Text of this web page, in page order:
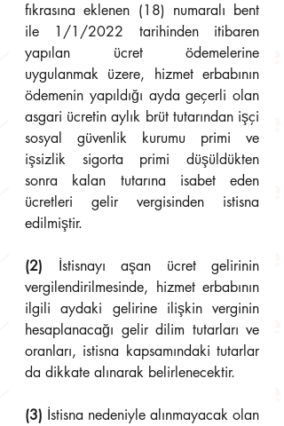
fıkrasına eklenen (18) numaralı bent
ile 1/1/2022 tarihinden itibaren
yapılan ücret ödemelerine
uygulanmak üzere, hizmet erbabının
ödemenin yapıldığı ayda geçerli olan
asgari ücretin aylık brüt tutarından işçi
sosyal güvenlik kurumu primi ve
işsizlik sigorta primi düşüldükten
sonra kalan tutarına isabet eden
ücretleri gelir vergisinden istisna
edilmiştir.
(2) İstisnayı aşan ücret gelirinin
vergilendirilmesinde, hizmet erbabının
ilgili aydaki gelirine ilişkin verginin
hesaplanacağı gelir dilim tutarları ve
oranları, istisna kapsamındaki tutarlar
da dikkate alınarak belirlenecektir.
(3) İstisna nedeniyle alınmayacak olan